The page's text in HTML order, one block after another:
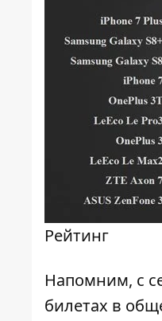
Рейтинг
Напомним, с
билетах в